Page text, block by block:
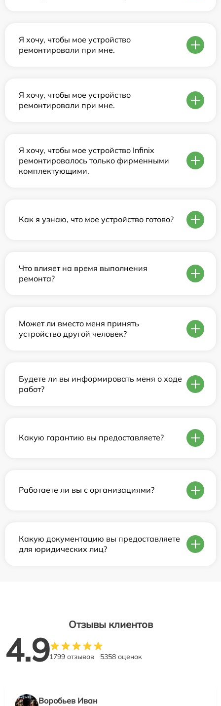
Я хочу, чтобы мое устройство
ремонтировали при мне.
Я хочу, чтобы мое устройство
ремонтировали при мне.
Я хочу, чтобы мое устройство Infinix
ремонтировалось только фирменными
комплектующими.
Как я узнаю, что мое устройство готово?
Что влияет на время выполнения
ремонта?
Может ли вместо меня принять
устройство другой человек?
Будете ли вы информировать меня о ходе
работ?
Какую гарантию вы предоставляете?
Работаете ли вы с организациями?
Какую документацию вы предоставляете
для юридических лиц?
Отзывы клиентов
4.91799 отзывов 5358 оценок
Воробьев Иван